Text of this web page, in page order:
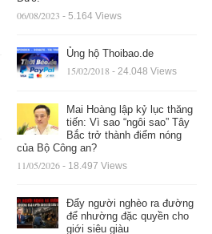
06/08/2023 - 5.164 Views
Ủng hộ Thoibao.de
15/02/2018 - 24.048 Views
Mai Hoàng lập kỷ lục thăng
tiến: Vì sao “ngôi sao” Tây
Bắc trở thành điểm nóng
của Bộ Công an?
11/05/2026 - 18.497 Views
Đẩy người nghèo ra đường
để nhường đặc quyền cho
giới siêu giàu